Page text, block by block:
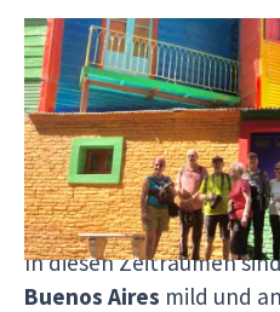
Buenos Aires
Von März bis Mai und
November.
Warum diese Monate
Angenehmes Klima:
In diesen Zeiträumen
Buenos Aires mild und